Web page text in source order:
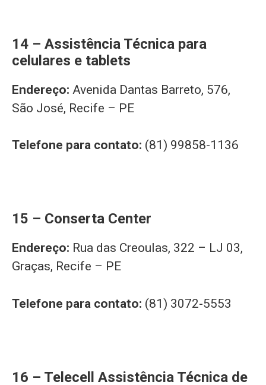
14 – Assistência Técnica para
celulares e tablets
Endereço: Avenida Dantas Barreto, 576,
São José, Recife – PE
Telefone para contato: (81) 99858-1136
15 – Conserta Center
Endereço: Rua das Creoulas, 322 – LJ 03,
Graças, Recife – PE
Telefone para contato: (81) 3072-5553
16 – Telecell Assistência Técnica de